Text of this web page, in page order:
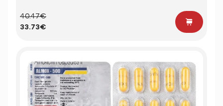
40.47€
33.73€